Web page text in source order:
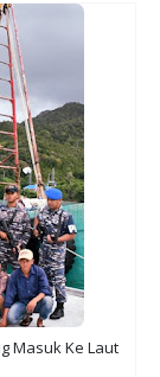
Masuk Ke Laut